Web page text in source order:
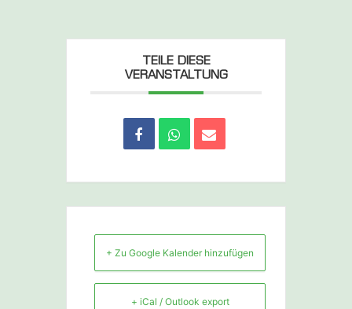
TEILE DIESE
VERANSTALTUNG
+ Zu Google Kalender hinzufügen
+ iCal / Outlook export